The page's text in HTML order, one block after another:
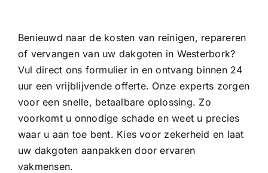
Benieuwd naar de kosten van reinigen, repareren
of vervangen van uw dakgoten in Westerbork?
Vul direct ons formulier in en ontvang binnen 24
uur een vrijblijvende offerte. Onze experts zorgen
voor een snelle, betaalbare oplossing. Zo
voorkomt u onnodige schade en weet u precies
waar u aan toe bent. Kies voor zekerheid en laat
uw dakgoten aanpakken door ervaren
vakmensen.